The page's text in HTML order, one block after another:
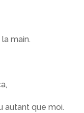
main.
autant que moi.